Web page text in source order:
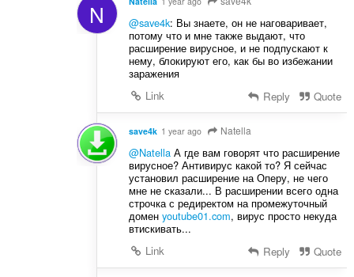
N @save4k: Вы знаете, он не наговаривает,
потому что и мне также выдают, что
расширение вирусное, и не подпускают к
нему, блокируют его, как бы во избежании
заражения
Link
Reply Quote
save4k 1 year ago Natella
@NatellaА где вам говорят что расширение
вирусное? Антивирус какой то? Я сейчас
установил расширение на Оперу, не чего
мне не сказали... В расширении всего одна
строчка с редиректом на промежуточный
домен youtube01.com, вирус просто некуда
втискивать...
Link
Reply Quote